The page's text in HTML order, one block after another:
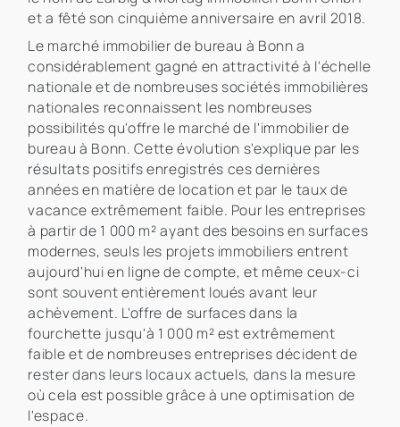
et a fêté son cinquième anniversaire en avril 2018.
Le marché immobilier de bureau à Bonn a
considérablement gagné en attractivité à l'échelle
nationale et de nombreuses sociétés immobilières
nationales reconnaissent les nombreuses
possibilités qu'offre le marché de l'immobilier de
bureau à Bonn. Cette évolution s'explique par les
résultats positifs enregistrés ces dernières
années en matière de location et par le taux de
vacance extrêmement faible. Pour les entreprises
à partir de 1 000 m² ayant des besoins en surfaces
modernes, seuls les projets immobiliers entrent
aujourd'hui en ligne de compte, et même ceux-ci
sont souvent entièrement loués avant leur
achèvement. L'offre de surfaces dans la
fourchette jusqu'à 1 000 m² est extrêmement
faible et de nombreuses entreprises décident de
rester dans leurs locaux actuels, dans la mesure
où cela est possible grâce à une optimisation de
l'espace.